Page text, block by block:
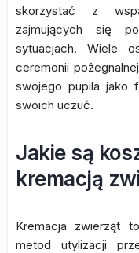
skorzystać z
zajmujących się
sytuacjach. Wiele
ceremonii
swojego pupila jako
swoich uczuć.
Jakie są
kremacją
Kremacja zwierząt
metod utylizacji